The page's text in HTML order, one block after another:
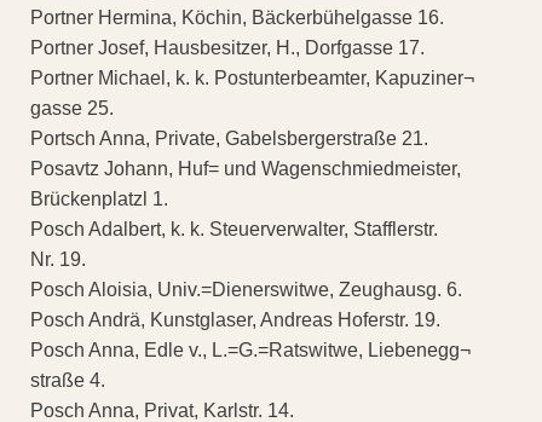
Portner Hermina, Köchin, Bäckerbühelgasse 16.
Portner Josef, Hausbesitzer, H., Dorfgasse 17.
Portner Michael, k. k. Postunterbeamter, Kapuziner¬
gasse 25.
Portsch Anna, Private, Gabelsbergerstraße 21.
Posavtz Johann, Huf= und Wagenschmiedmeister,
Brückenplatzl 1.
Posch Adalbert, k. k. Steuerverwalter, Stafflerstr.
Nr. 19.
Posch Aloisia, Univ.=Dienerswitwe, Zeughausg. 6.
Posch Andrä, Kunstglaser, Andreas Hoferstr. 19.
Posch Anna, Edle v., L.=G.=Ratswitwe, Liebenegg¬
straße 4.
Posch Anna, Privat, Karlstr. 14.